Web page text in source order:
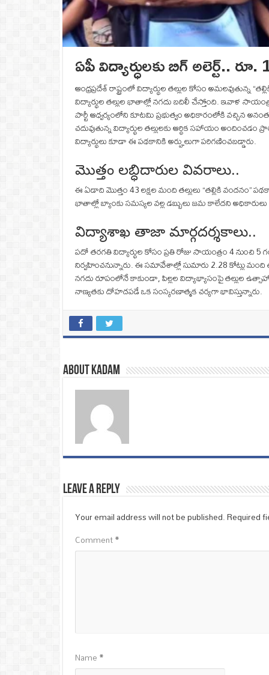
ఏపీ విద్యార్ధులకు బిగ్ అలెర్ట్..
ఆంధ్రప్రదేశ్‌ రాష్ట్రంలో విద్యార్థుల తల్లుల కోసం
విద్యార్థుల తల్లుల ఖాతాల్లో నగదు బదిలీ చేస్తోంది. ఇవాళ
పార్టీ ఆధ్వర్యంలోని కూటమి ప్రభుత్వం అధికారంలోకి వచ్చిన
చదువుతున్న విద్యార్థుల తల్లులకు ఆర్థిక సహాయం
విద్యార్థులు కూడా ఈ పథకానికి అర్హులుగా పరిగణించబడ్డారు.
మొత్తం లబ్ధిదారుల వివరాలు..
ఈ ఏడాది మొత్తం 43 లక్షల మంది తల్లులు “తల్లికి
ఖాతాల్లో బ్యాంకు సమస్యల వల్ల డబ్బులు జమ కాలేదని
విద్యాశాఖ తాజా మార్గదర్శకాలు..
పదో తరగతి విద్యార్థుల కోసం ప్రతి రోజు సాయంత్రం 4 నుంచి
నిర్వహించనున్నారు. ఈ సమావేశాల్లో సుమారు 2.28 కోట్లు మంది
నగదు రూపంలోనే కాకుండా, పిల్లల విద్యాభ్యాసంపై తల్లుల
నాణ్యతకు దోహదపడే ఒక సంస్కరణాత్మక చర్యగా భావిస్తున్నారు.
About Kadam
Leave a Reply
Your email address will not be published.Required
Comment*
Name*